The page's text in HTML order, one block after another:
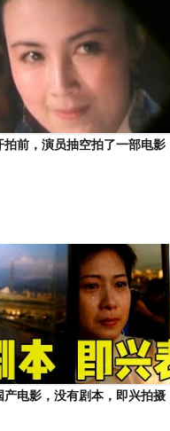
拍前，演员抽空拍了一部电
产电影，没有剧本，即兴拍